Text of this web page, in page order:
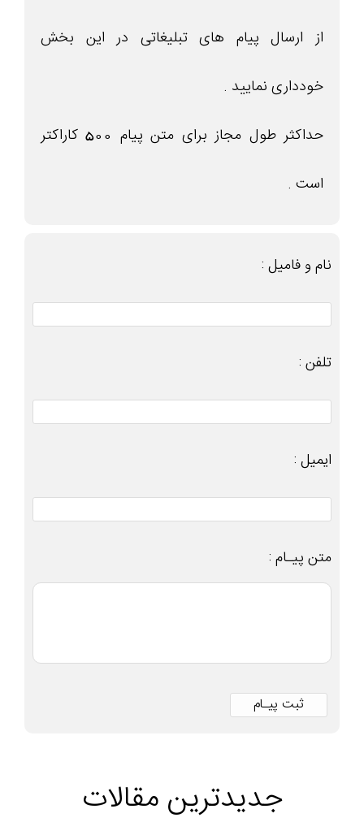
از ارسال پیام های تبلیغاتی در این بخش
خودداری نمایید .
حداکثر طول مجاز برای متن پیام 500 کاراکتر
است .
نام و فامیل :
تلفن :
ایمیل :
متن پیـام :
جدیدترین مقالات